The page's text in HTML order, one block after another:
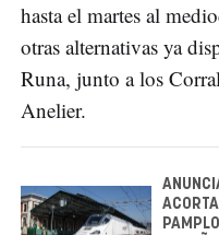
hasta el martes al
otras alternativas ya
Runa, junto a los
Anelier.